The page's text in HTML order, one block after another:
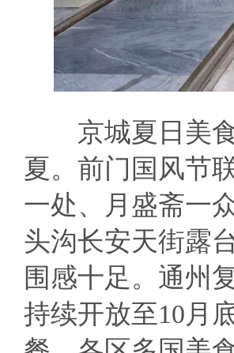
京城夏日美食
夏。前门国风节
一处、月盛斋一
头沟长安天街露
围感十足。通州
持续开放至10月